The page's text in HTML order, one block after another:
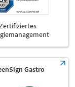
Gastro